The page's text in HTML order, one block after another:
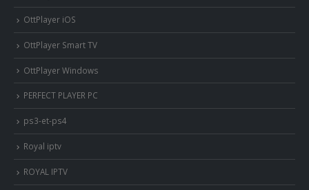
OttPlayer iOS
OttPlayer Smart TV
OttPlayer Windows
PERFECT PLAYER PC
ps3-et-ps4
Royal iptv
ROYAL IPTV